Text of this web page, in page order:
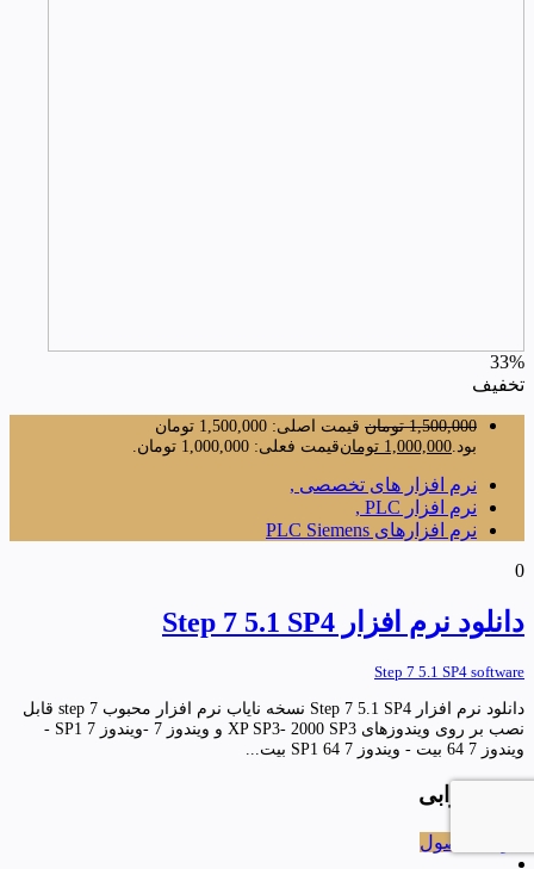
33%
تخفیف
1,500,000 تومان
قیمت اصلی: 1,500,000 تومان
بود.1,000,000 تومانقیمت فعلی: 1,000,000 تومان.
نرم افزار های تخصصی ,
نرم افزار PLC ,
نرم افزارهای PLC Siemens
0
دانلود نرم افزار Step 7 5.1 SP4
Step 7 5.1 SP4 software
دانلود نرم افزار Step 7 5.1 SP4 نسخه نایاب نرم افزار محبوب step 7 قابل
نصب بر روی ویندوزهای XP SP3- 2000 SP3 و ویندوز 7 -ویندوز 7 SP1 -
ویندوز 7 64 بیت - ویندوز 7 SP1 64 بیت...
فرهاد ترابی
خرید محصول